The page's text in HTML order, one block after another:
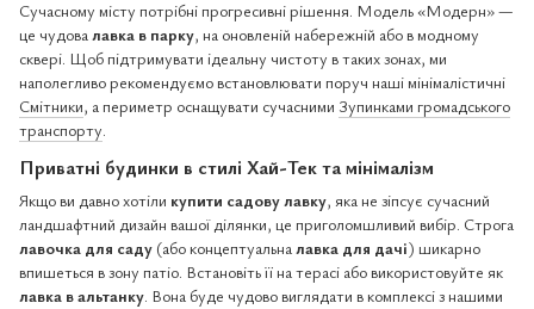
Сучасному місту потрібні прогресивні рішення. Модель «Модерн» —
це чудовалавка в парку, на оновленій набережній або в модному
сквері. Щоб підтримувати ідеальну чистоту в таких зонах, ми
наполегливо рекомендуємо встановлювати поруч наші мінімалістичні
Смітники, а периметр оснащувати сучасними Зупинками громадського
транспорту.
Приватні будинки в стилі Хай-Тек та мінімалізм
Якщо ви давно хотіли купити садову лавку, яка не зіпсує сучасний
ландшафтний дизайн вашої ділянки, це приголомшливий вибір. Строга
лавочка для саду (або концептуальналавка для дачі) шикарно
впишеться в зону патіо. Встановіть її на терасі або використовуйте як
лавка в альтанку. Вона буде чудово виглядати в комплексі з нашими